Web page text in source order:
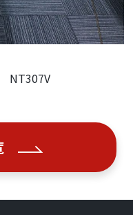
NT307V